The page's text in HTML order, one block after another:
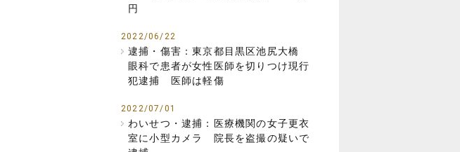
円
2022/06/22
逮捕・傷害：東京都目黒区池尻大橋
眼科で患者が女性医師を切りつけ現行
犯逮捕 医師は軽傷
2022/07/01
わいせつ・逮捕：医療機関の女子更衣
室に小型カメラ 院長を盗撮の疑いで